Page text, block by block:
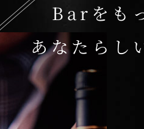
Barをも
あなたらし